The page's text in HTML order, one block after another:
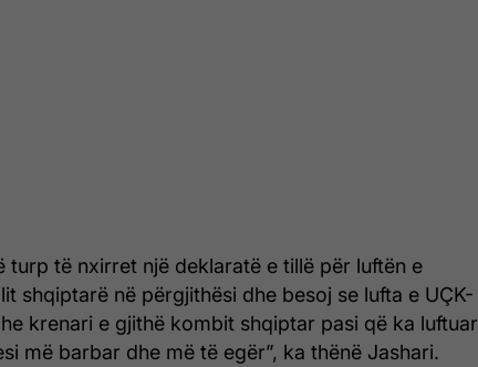
turp të nxirret një deklaratë e tillë për luftën e
shqiptarë në përgjithësi dhe besoj se lufta e UÇK-
krenari e gjithë kombit shqiptar pasi që ka luftuar
më barbar dhe më të egër”, ka thënë Jashari.